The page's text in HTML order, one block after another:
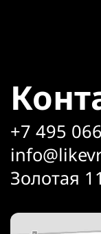
+7 495
Золотая